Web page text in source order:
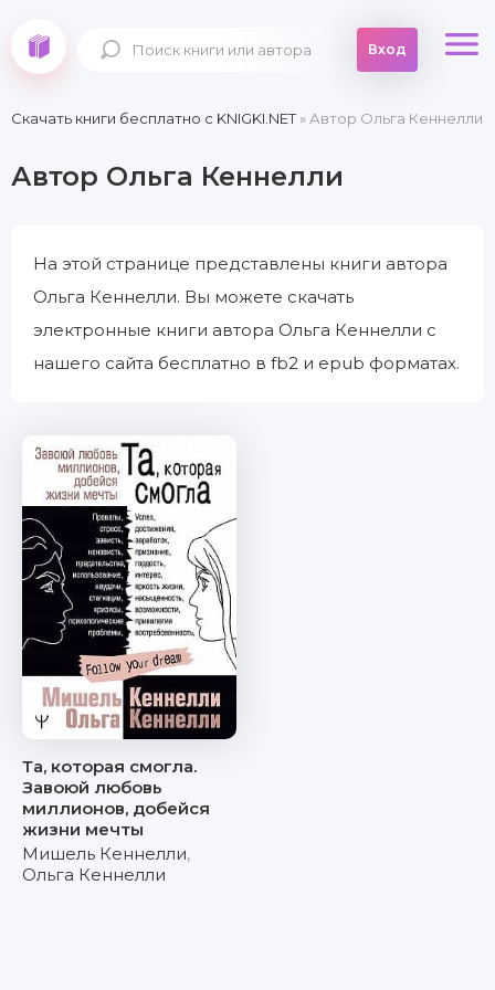
Вход
Скачать книги бесплатно c KNIGKI.NET» Автор Ольга Кеннелли
Автор Ольга Кеннелли
На этой странице представлены книги автора
Ольга Кеннелли. Вы можете скачать
электронные книги автора Ольга Кеннелли с
нашего сайта бесплатно в fb2 и epub форматах.
Та, которая смогла.
Завоюй любовь
миллионов, добейся
жизни мечты
Мишель Кеннелли,
Ольга Кеннелли